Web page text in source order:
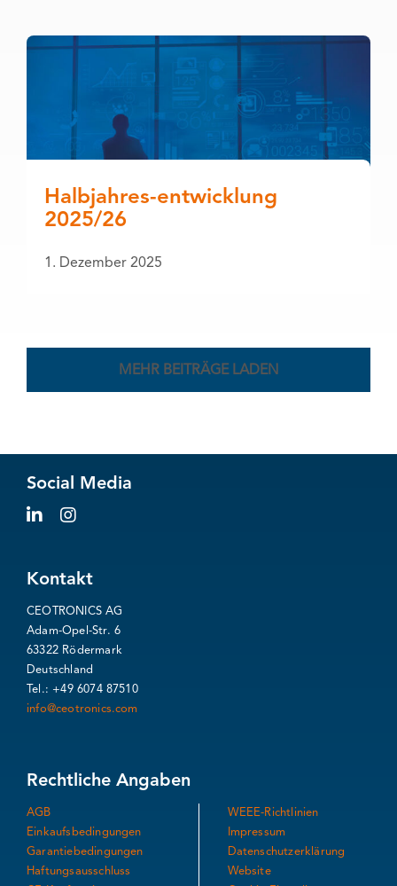
Halbjahres-entwicklung
2025/26
1. Dezember 2025
MEHR BEITRÄGE LADEN
Social Media
Kontakt
CEOTRONICS AG
Adam-Opel-Str. 6
63322 Rödermark
Deutschland
Tel.: +49 6074 87510
info@ceotronics.com
Rechtliche Angaben
AGB
Einkaufsbedingungen
Garantiebedingungen
Haftungsausschluss
WEEE-Richtlinien
Impressum
Datenschutzerklärung
Website